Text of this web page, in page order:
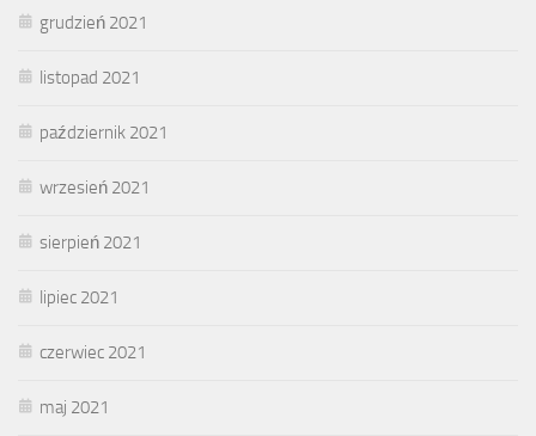
grudzień 2021
listopad 2021
październik 2021
wrzesień 2021
sierpień 2021
lipiec 2021
czerwiec 2021
maj 2021